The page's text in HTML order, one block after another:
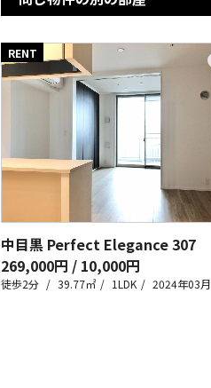
RENT
中目黒 Perfect Elegance307
269,000円 / 10,000円
徒歩2分 39.77㎡ 1LDK 2024年03月